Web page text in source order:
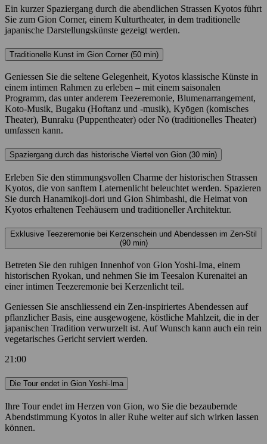
Ein kurzer Spaziergang durch die abendlichen Strassen Kyotos führt
Sie zum Gion Corner, einem Kulturtheater, in dem traditionelle
japanische Darstellungskünste gezeigt werden.
Traditionelle Kunst im Gion Corner (50 min)
Geniessen Sie die seltene Gelegenheit, Kyotos klassische Künste in
einem intimen Rahmen zu erleben – mit einem saisonalen
Programm, das unter anderem Teezeremonie, Blumenarrangement,
Koto-Musik, Bugaku (Hoftanz und -musik), Kyōgen (komisches
Theater), Bunraku (Puppentheater) oder Nō (traditionelles Theater)
umfassen kann.
Spaziergang durch das historische Viertel von Gion (30 min)
Erleben Sie den stimmungsvollen Charme der historischen Strassen
Kyotos, die von sanftem Laternenlicht beleuchtet werden. Spazieren
Sie durch Hanamikoji-dori und Gion Shimbashi, die Heimat von
Kyotos erhaltenen Teehäusern und traditioneller Architektur.
Exklusive Teezeremonie bei Kerzenschein und Abendessen im Zen-Stil
(90 min)
Betreten Sie den ruhigen Innenhof von Gion Yoshi-Ima, einem
historischen Ryokan, und nehmen Sie im Teesalon Kurenaitei an
einer intimen Teezeremonie bei Kerzenlicht teil.
Geniessen Sie anschliessend ein Zen-inspiriertes Abendessen auf
pflanzlicher Basis, eine ausgewogene, köstliche Mahlzeit, die in der
japanischen Tradition verwurzelt ist. Auf Wunsch kann auch ein rein
vegetarisches Gericht serviert werden.
21:00
Die Tour endet in Gion Yoshi-Ima
Ihre Tour endet im Herzen von Gion, wo Sie die bezaubernde
Abendstimmung Kyotos in aller Ruhe weiter auf sich wirken lassen
können.